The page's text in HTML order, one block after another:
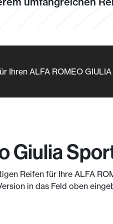
Ihren ALFA ROMEO
Giulia
Reifen für Ihre ALFA
in das Feld oben